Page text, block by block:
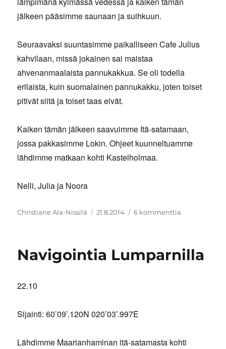
jälkeen pääsimme saunaan ja suihkuun.
Seuraavaksi suuntasimme paikalliseen Cafe Julius
kahvilaan, missä jokainen sai maistaa
ahvenanmaalaista pannukakkua. Se oli todella
erilaista, kuin suomalainen pannukakku, joten toiset
pitivät siitä ja toiset taas eivät.
Kaiken tämän jälkeen saavuimme Itä-satamaan,
jossa pakkasimme Lokin. Ohjeet kuunneltuamme
lähdimme matkaan kohti Kastelholmaa.
Nelli, Julia ja Noora
Kirjoittaja
Christiane Ala-Nissilä Julkaistu
21.8.2014 6 kommenttia
Navigointia Lumparnilla
22.10
Sijainti: 60’09’.120N 020’03’.997E
Lähdimme Maarianhaminan itä-satamasta kohti